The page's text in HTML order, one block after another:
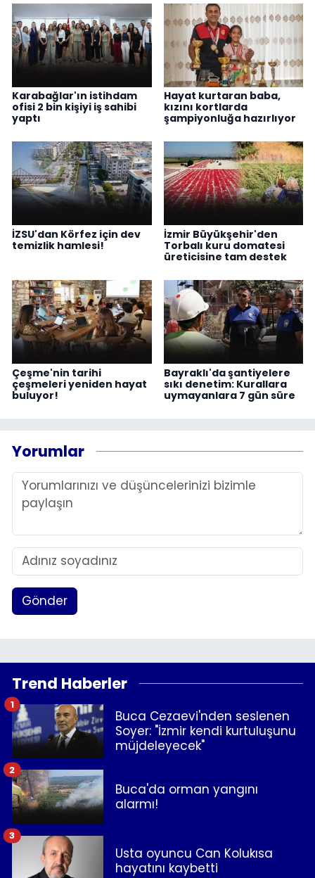
Karabağlar'ın istihdam
ofisi 2 bin kişiyi iş sahibi
yaptı
Hayat kurtaran baba,
kızını kortlarda
şampiyonluğa hazırlıyor
İZSU'dan Körfez için dev
temizlik hamlesi!
İzmir Büyükşehir'den
Torbalı kuru domatesi
üreticisine tam destek
Çeşme'nin tarihi
çeşmeleri yeniden hayat
buluyor!
Bayraklı'da şantiyelere
sıkı denetim: Kurallara
uymayanlara 7 gün süre
Yorumlar
Gönder
Trend Haberler
Buca Cezaevi'nden seslenen
Soyer: "İzmir kendi kurtuluşunu
müjdeleyecek"
1
Buca'da orman yangını
alarmı!
2
Usta oyuncu Can Kolukısa
hayatını kaybetti
3